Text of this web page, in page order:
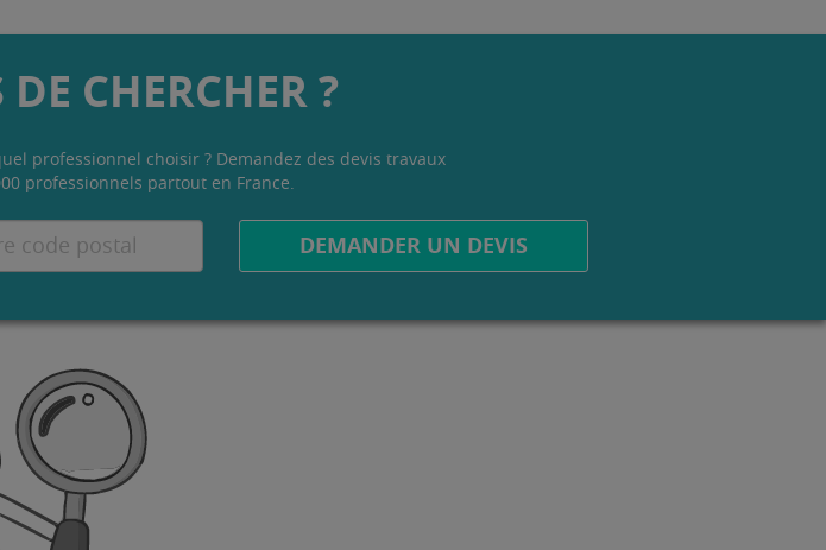
CHERCHER ?
professionnel choisir ? Demandez des devis travaux
professionnels partout en France.
DEMANDER UN DEVIS